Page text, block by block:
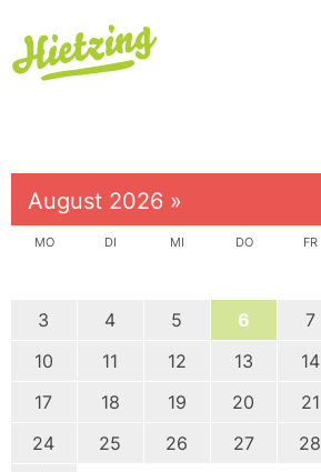
August 2026 »
MO DI MI DO FR
3
4 5 6 7
10
11 12 13 14
17
18 19 20 21
24
25 26 27 28